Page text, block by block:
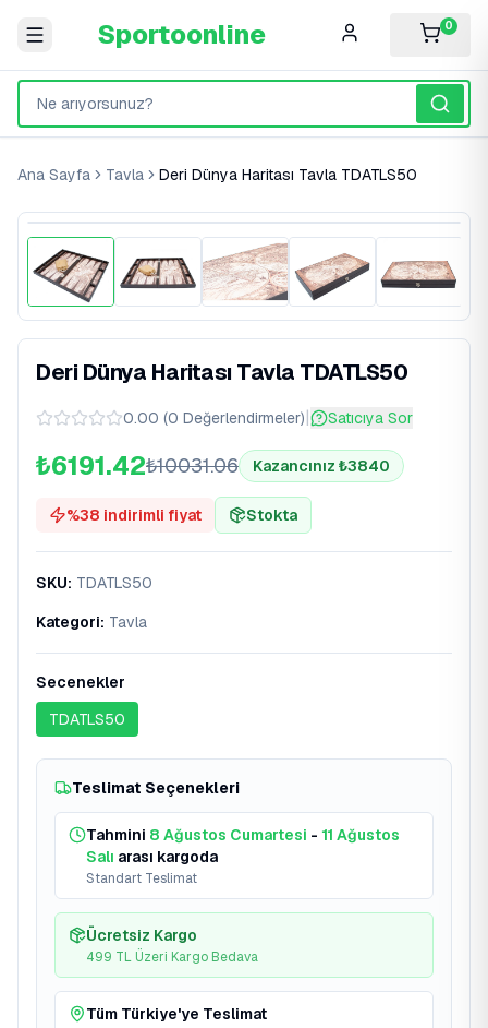
Sportoonline 0
Ana Sayfa Tavla Deri Dünya Haritası Tavla TDATLS50
38 İndirim
Deri Dünya Haritası Tavla TDATLS50
0.00 (0 Değerlendirmeler)| Satıcıya Sor
₺6191.42₺10031.06 Kazancınız ₺3840
%38 indirimli fiyat Stokta
SKU: TDATLS50
Kategori: Tavla
Secenekler
TDATLS50
Teslimat Seçenekleri
Tahmini 8 Ağustos Cumartesi - 11 Ağustos
Salı arası kargoda
Standart Teslimat
Ücretsiz Kargo
499 TL Üzeri Kargo Bedava
Tüm Türkiye'ye Teslimat